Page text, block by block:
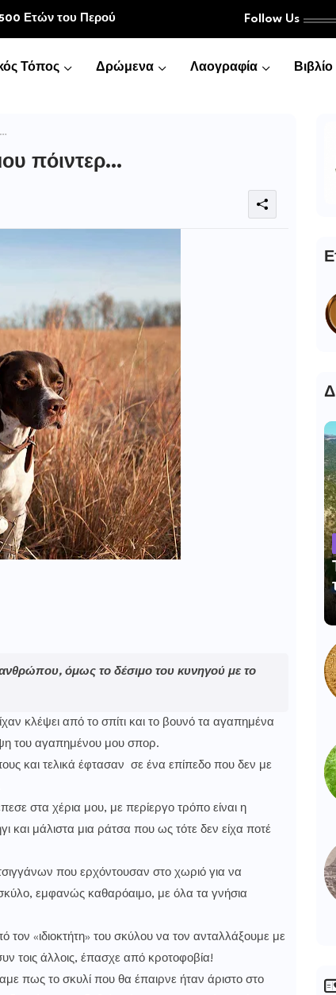
Follow Us
Τόπος Δρώμενα Λαογραφία Βιβλίο
πόιντερ…
όμως το δέσιμο του κυνηγού με το
κλέψει από το σπίτι και το βουνό τα αγαπημένα
του αγαπημένου μου σπορ.
και τελικά έφτασαν σε ένα επίπεδο που δεν με
στα χέρια μου, με περίεργο τρόπο είναι η
και μάλιστα μια ράτσα που ως τότε δεν είχα ποτέ
που ερχόντουσαν στο χωριό για να
εμφανώς καθαρόαιμο, με όλα τα γνήσια
«ιδιοκτήτη» του σκύλου να τον ανταλλάξουμε με
τοις άλλοις, έπασχε από κροτοφοβία!
πως το σκυλί που θα έπαιρνε ήταν άριστο στο